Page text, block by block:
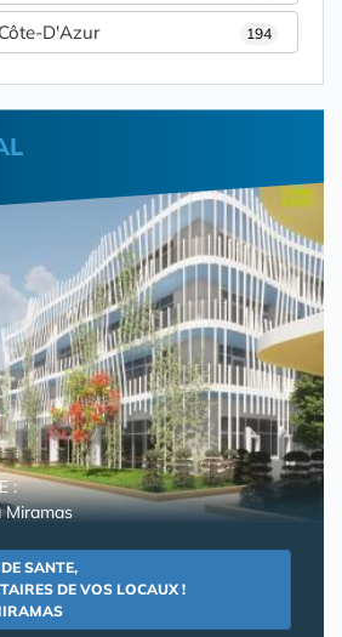
D'Azur 194
:
Miramas
SANTE,
DE VOS LOCAUX !